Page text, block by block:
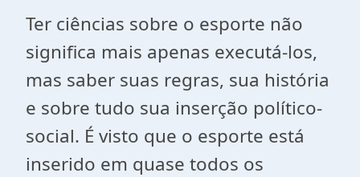
Ter ciências sobre o esporte não
significa mais apenas executá-los,
mas saber suas regras, sua história
e sobre tudo sua inserção político-
social. É visto que o esporte está
inserido em quase todos os